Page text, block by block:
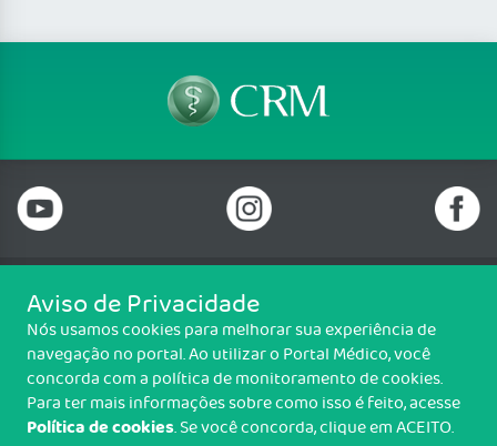
Telefone: 69 99912-5448
Email: protocolo@cremero.org.br
Avenida dos Imigrantes, 3414, Liberdade, Porto Velho/RO - CEP: 76803-
850
Copyright CREMERO. Todos os direitos reservados.
Aviso de Privacidade
Nós usamos cookies para melhorar sua experiência de
navegação no portal. Ao utilizar o Portal Médico, você
concorda com a política de monitoramento de cookies.
Para ter mais informações sobre como isso é feito, acesse
Política de cookies. Se você concorda, clique em ACEITO.